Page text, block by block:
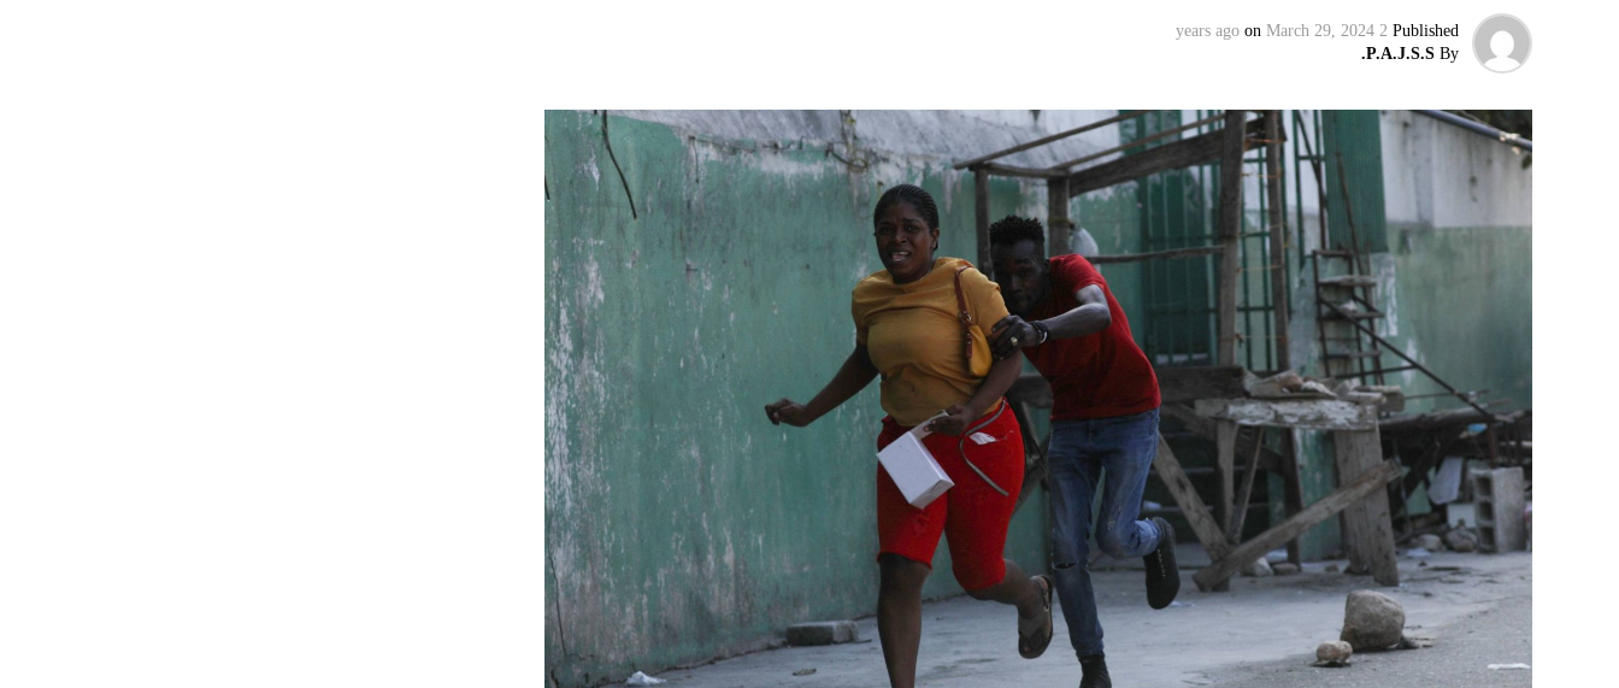
إقليميّاً، أعلن الجيش البيلاروسي أنّه بدأ مناورة للتحقّق من درجة استعداد قاذفات الأسلحة النووية
بإعلان موسكو عن مناورات نووية وستكون «متزامنة» مع التدريبات الروسية، لافتاً إلى أنّ مناورة
مينسك ستشمل على وجه الخصوص، أنظمة «إسكندر» الصاروخية وطائرات «سو 25».
في السياق، أشار رئيس أركان القوات المسلّحة البيلاروسية الجنرال فيكتور غوليفيتش إلى أنّه «في
إطار هذا الحدث، تمّت إعادة نشر جزء من القوات ووسائل الطيران في مطار احتياطي»، لافتاً إلى أنّه
«فور إنجاز عملية الانتشار هذه، سنستعرض المسائل المتعلّقة بالاستعدادات لاستخدام الأسلحة النووية
غير الاستراتيجية».
وفي أوكرانيا، فكّكت أجهزة الأمن شبكة من العملاء التابعين لجهاز الأمن الفدرالي الروسي «كانوا
يعدّون لاغتيال الرئيس الأوكراني» فولوديمير زيلينسكي ومسؤولين كبار آخرين، مثل رئيس جهاز
الاستخبارات العسكرية كيريلو بودانوف، بناءً على أوامر من موسكو. وأوقفت الأجهزة الأوكرانية
ضابطَي أمن، مشيرةً إلى أن المشتبه فيهما اللذَين أوقفا «شخصان برتبة كولونيل» من جهاز الدولة
الأوكراني الذي يتولّى أمن المسؤولين الحكوميين.
وذكرت الأجهزة أن هذه الشبكة كانت «تحت إشراف» جهاز الأمن الفدرالي الروسي ويُشتبه في أن
المسؤولَين «نقلا معلومات سرّية» إلى روسيا، مؤكدةً أنهما كانا يُريدان تجنيد عسكريين «مقرّبين من
جهاز أمن» زيلينسكي بهدف «احتجازه كرهينة وقتله». وكشفت أجهزة الأمن الأوكرانية أن أحد أعضاء
هذه الشبكة حصل على مسيّرات ومتفجّرات.
Published
2 years ago
on March 29, 2024
By
P.A.J.S.S.